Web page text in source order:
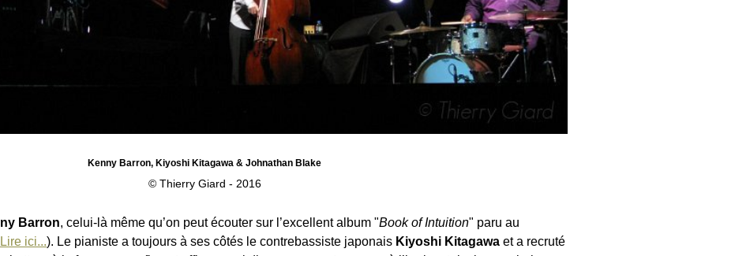
Kenny Barron, Kiyoshi Kitagawa & Johnathan Blake
© Thierry Giard - 2016
Barron, celui-là même qu’on peut écouter sur l’excellent album "Book of Intuition" paru au
ici...). Le pianiste a toujours à ses côtés le contrebassiste japonais Kiyoshi Kitagawa et a recruté